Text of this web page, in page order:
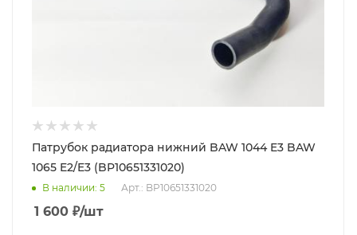
Патрубок радиатора нижний BAW 1044 E3 BAW
1065 E2/E3 (BP10651331020)
В наличии: 5 Арт.: BP10651331020
1 600 ₽/шт